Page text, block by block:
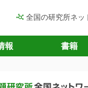
全国の研究所ネッ
報 書籍